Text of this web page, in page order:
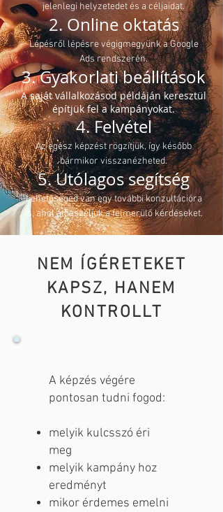
jelenlegi helyzetedet és a céljaidat.
2. Online oktatás
Lépésről lépésre végigmegyünk a Google
Ads rendszerén.
3. Gyakorlati beállítások
A saját vállalkozásod példáján keresztül
építjük fel a kampányokat.
4. Felvétel
Az egész képzést rögzítjük, így később
bármikor visszanézheted.
5. Utólagos segítség
Lehetőséged van egy további konzultációra
is, ahol átbeszéljük a felmerülő kérdéseket.
NEM ÍGÉRETEKET
KAPSZ, HANEM
KONTROLLT
A képzés végére
pontosan tudni fogod:
melyik kulcsszó éri
meg
melyik kampány hoz
eredményt
mikor érdemes emelni